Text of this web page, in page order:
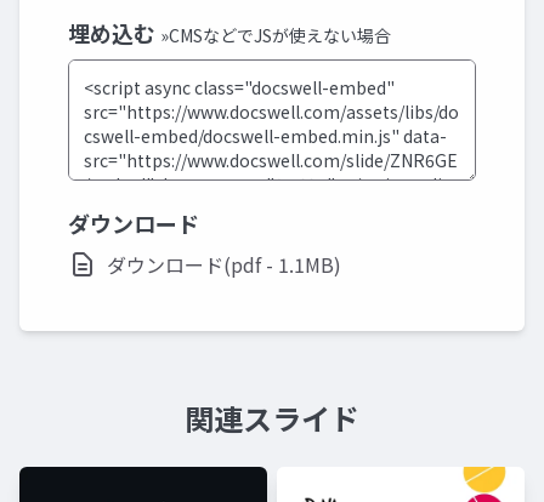
埋め込む »CMSなどでJSが使えない場合
ダウンロード
ダウンロード(pdf - 1.1MB)
関連スライド